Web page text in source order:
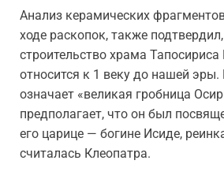
Анализ керамических
ходе раскопок, также
строительство храма Тапосириса
относится к 1 веку до нашей
означает «великая гробница
предполагает, что он был
его царице — богине Исиде,
считалась Клеопатра.